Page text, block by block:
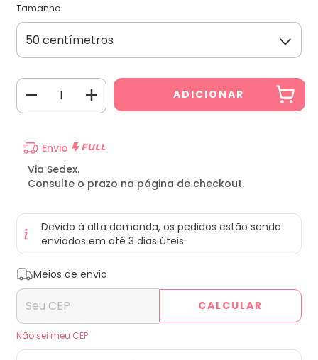
Tamanho
Envio
Via Sedex.
Consulte o prazo na página de checkout.
Devido à alta demanda, os pedidos estão sendo
enviados em até 3 dias úteis.
Entregas para o CEP:
Meios de envio
CALCULAR
Não sei meu CEP